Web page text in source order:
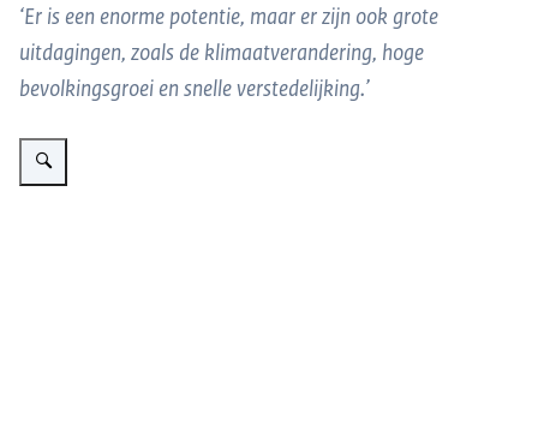
‘Er is een enorme potentie, maar er zijn ook grote
uitdagingen, zoals de klimaatverandering, hoge
bevolkingsgroei en snelle verstedelijking.’
Vergroot afbeelding Gemeenschapstheater als hulpmiddel om te